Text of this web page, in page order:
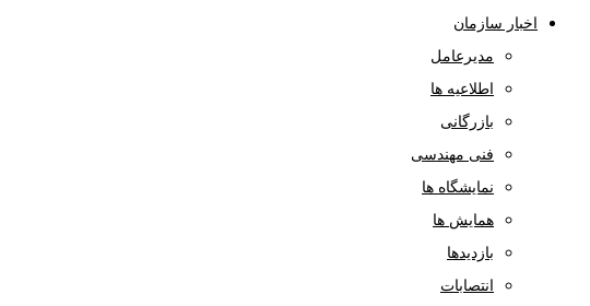
اخبار سازمان
مدیرعامل
اطلاعیه ها
بازرگانی
فنی مهندسی
نمایشگاه ها
همایش ها
بازدیدها
انتصابات